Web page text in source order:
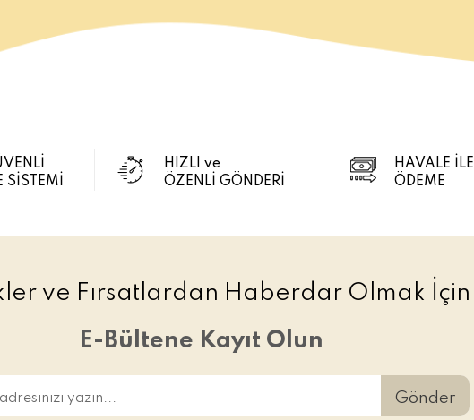
SİSTEMİ
HIZLI ve
ÖZENLİ GÖNDERİ
HAVALE İLE
ÖDEME
ve Fırsatlardan Haberdar Olmak İçin
E-Bültene Kayıt Olun
Gönder